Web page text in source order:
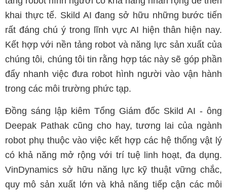
khai thực tế. Skild AI đang sở hữu những bước tiến
rất đáng chú ý trong lĩnh vực AI hiện thân hiện nay.
Kết hợp với nền tảng robot và năng lực sản xuất của
chúng tôi, chúng tôi tin rằng hợp tác này sẽ góp phần
đẩy nhanh việc đưa robot hình người vào vận hành
trong các môi trường phức tạp.
Đồng sáng lập kiêm Tổng Giám đốc Skild AI - ông
Deepak Pathak cũng cho hay, tương lai của ngành
robot phụ thuộc vào việc kết hợp các hệ thống vật lý
có khả năng mở rộng với trí tuệ linh hoạt, đa dụng.
VinDynamics sở hữu năng lực kỹ thuật vững chắc,
quy mô sản xuất lớn và khả năng tiếp cận các môi